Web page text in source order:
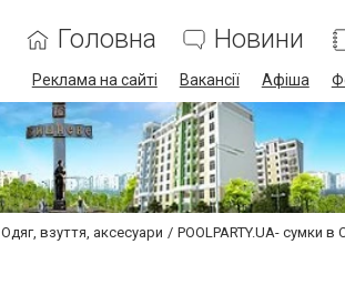
Головна Новини
Реклама на сайті Вакансії Афіша
Одяг, взуття, аксесуари POOLPARTY.UA- сумки